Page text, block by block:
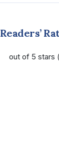
Readers’